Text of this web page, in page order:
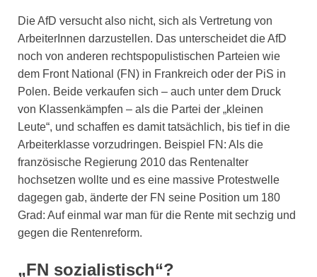
Die AfD versucht also nicht, sich als Vertretung von
ArbeiterInnen darzustellen. Das unterscheidet die AfD
noch von anderen rechtspopulistischen Parteien wie
dem Front National (FN) in Frankreich oder der PiS in
Polen. Beide verkaufen sich – auch unter dem Druck
von Klassenkämpfen – als die Partei der „kleinen
Leute“, und schaffen es damit tatsächlich, bis tief in die
Arbeiterklasse vorzudringen. Beispiel FN: Als die
französische Regierung 2010 das Rentenalter
hochsetzen wollte und es eine massive Protestwelle
dagegen gab, änderte der FN seine Position um 180
Grad: Auf einmal war man für die Rente mit sechzig und
gegen die Rentenreform.
„FN sozialistisch“?